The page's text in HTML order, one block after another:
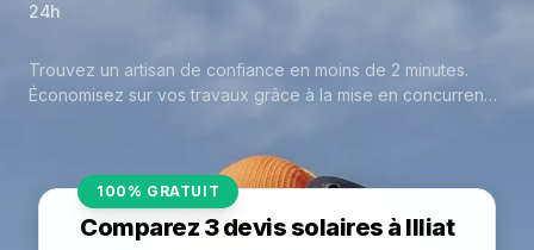
24h
Trouvez un artisan de confiance en moins de 2 minutes.
Économisez sur vos travaux grâce à la mise en concurrence
100% GRATUIT
Comparez 3 devis solaires à Illiat